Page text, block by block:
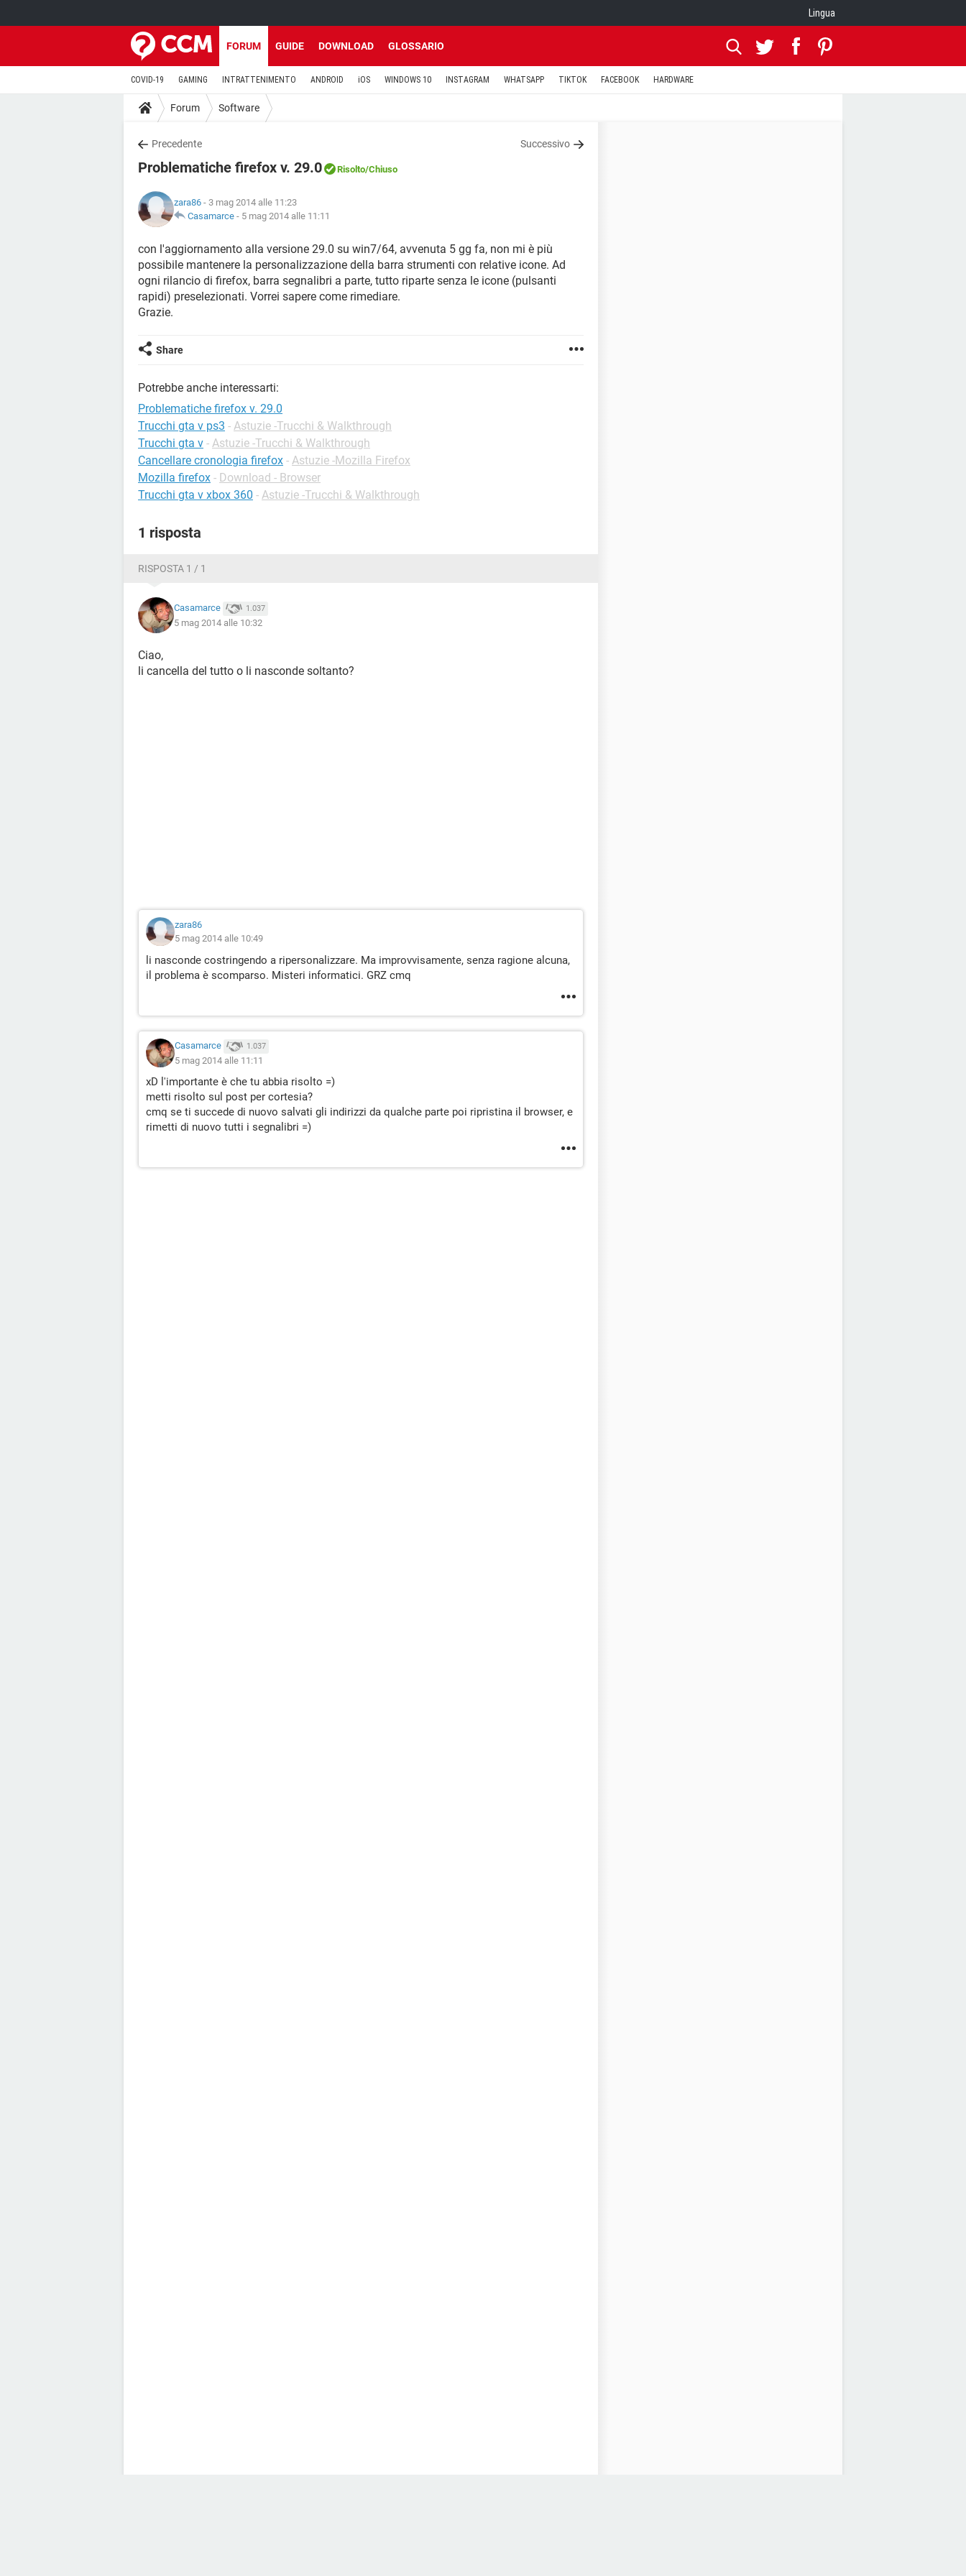
Lingua
FORUM GUIDE DOWNLOAD GLOSSARIO
COVID-19 GAMING INTRATTENIMENTO ANDROID iOS WINDOWS 10 INSTAGRAM WHATSAPP TIKTOK FACEBOOK HARDWARE
Forum Software
Precedente Successivo
Problematiche firefox v. 29.0 Risolto/Chiuso
zara86 - 3 mag 2014 alle 11:23
Casamarce - 5 mag 2014 alle 11:11
con l'aggiornamento alla versione 29.0 su win7/64, avvenuta 5 gg fa, non mi è più
possibile mantenere la personalizzazione della barra strumenti con relative icone. Ad
ogni rilancio di firefox, barra segnalibri a parte, tutto riparte senza le icone (pulsanti
rapidi) preselezionati. Vorrei sapere come rimediare.
Grazie.
Share
Potrebbe anche interessarti:
Problematiche firefox v. 29.0
Trucchi gta v ps3 - Astuzie -Trucchi & Walkthrough
Trucchi gta v - Astuzie -Trucchi & Walkthrough
Cancellare cronologia firefox - Astuzie -Mozilla Firefox
Mozilla firefox - Download - Browser
Trucchi gta v xbox 360 - Astuzie -Trucchi & Walkthrough
1 risposta
RISPOSTA 1 / 1
Casamarce 1.037
5 mag 2014 alle 10:32
Ciao,
li cancella del tutto o li nasconde soltanto?
zara86
5 mag 2014 alle 10:49
li nasconde costringendo a ripersonalizzare. Ma improvvisamente, senza ragione alcuna,
il problema è scomparso. Misteri informatici. GRZ cmq
Casamarce 1.037
5 mag 2014 alle 11:11
xD l'importante è che tu abbia risolto =)
metti risolto sul post per cortesia?
cmq se ti succede di nuovo salvati gli indirizzi da qualche parte poi ripristina il browser, e
rimetti di nuovo tutti i segnalibri =)